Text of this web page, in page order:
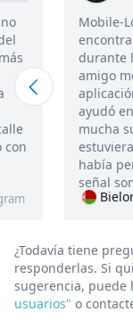
mucho a
Mi
esta
le
Tuve
se
Facebook
la
¿Todavía tiene
responderlas. Si
sugerencia, puede
usuarios" o